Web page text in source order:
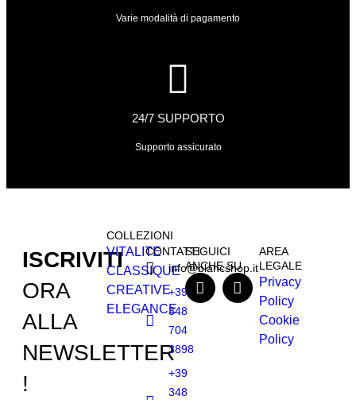
Varie modalità di pagamento
24/7 SUPPORTO
Supporto assicurato
ISCRIVITI
ORA
ALLA
NEWSLETTER
!
COLLEZIONI
VITALITE
CLASSIQUE
CREATIVE
ELEGANCE
CONTATTI
info@blancshop.it
+39
348
704
3898
+39
348
SEGUICI
ANCHE SU
AREA
LEGALE
Privacy
Policy
Cookie
Policy